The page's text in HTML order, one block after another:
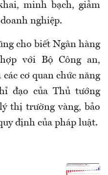
minh bạch, giảm
nghiệp.
cho biết Ngân hàng
với Bộ Công an,
cơ quan chức năng
đạo của Thủ tướng
thị trường vàng, bảo
định của pháp luật.